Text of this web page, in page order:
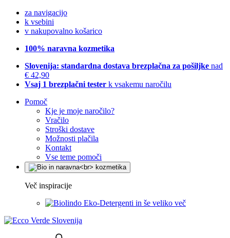
za navigacijo
k vsebini
v nakupovalno košarico
100% naravna kozmetika
Slovenija: standardna dostava brezplačna za pošiljke nad
€ 42,90
Vsaj 1 brezplačni tester k vsakemu naročilu
Pomoč
Kje je moje naročilo?
Vračilo
Stroški dostave
Možnosti plačila
Kontakt
Vse teme pomoči
Več inspiracije
Eko-Detergenti in še veliko več